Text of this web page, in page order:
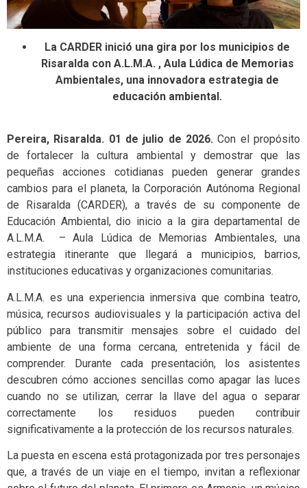
La CARDER inició una gira por los municipios de
Risaralda con A.L.M.A. , Aula Lúdica de Memorias
Ambientales, una innovadora estrategia de
educación ambiental.
Pereira, Risaralda. 01 de julio de 2026. Con el propósito
de fortalecer la cultura ambiental y demostrar que las
pequeñas acciones cotidianas pueden generar grandes
cambios para el planeta, la Corporación Autónoma Regional
de Risaralda (CARDER), a través de su componente de
Educación Ambiental, dio inicio a la gira departamental de
A.L.M.A. – Aula Lúdica de Memorias Ambientales, una
estrategia itinerante que llegará a municipios, barrios,
instituciones educativas y organizaciones comunitarias.
A.L.M.A. es una experiencia inmersiva que combina teatro,
música, recursos audiovisuales y la participación activa del
público para transmitir mensajes sobre el cuidado del
ambiente de una forma cercana, entretenida y fácil de
comprender. Durante cada presentación, los asistentes
descubren cómo acciones sencillas como apagar las luces
cuando no se utilizan, cerrar la llave del agua o separar
correctamente los residuos pueden contribuir
significativamente a la protección de los recursos naturales.
La puesta en escena está protagonizada por tres personajes
que, a través de un viaje en el tiempo, invitan a reflexionar